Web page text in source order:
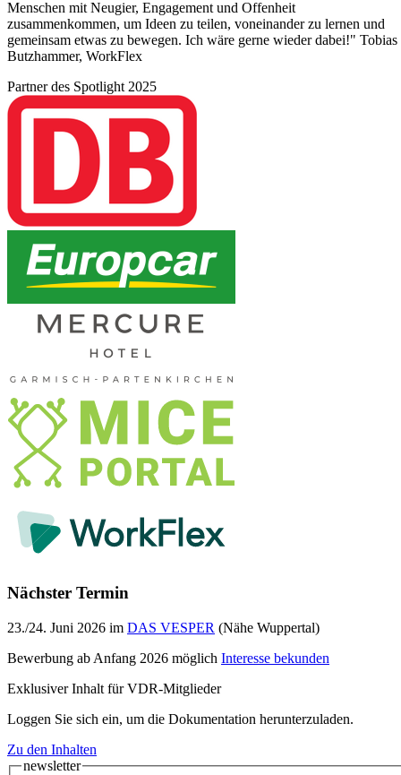
Menschen mit Neugier, Engagement und Offenheit
zusammenkommen, um Ideen zu teilen, voneinander zu lernen und
gemeinsam etwas zu bewegen. Ich wäre gerne wieder dabei!" Tobias
Butzhammer, WorkFlex
Partner des Spotlight 2025
Nächster Termin
23./24. Juni 2026 im DAS VESPER (Nähe Wuppertal)
Bewerbung ab Anfang 2026 möglich Interesse bekunden
Exklusiver Inhalt für VDR-Mitglieder
Loggen Sie sich ein, um die Dokumentation herunterzuladen.
Zu den Inhalten
newsletter